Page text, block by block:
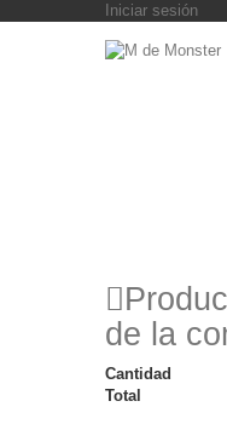
Iniciar sesión
de la
Cantidad
Total